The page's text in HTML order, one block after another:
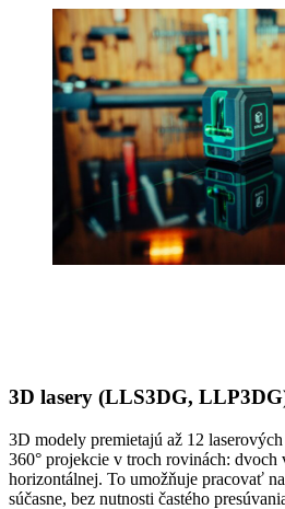
3D lasery (LLS3DG,
3D modely premietajú až 12
360° projekcie v troch rovinách: dvoch
horizontálnej. To umožňuje pracovať
súčasne, bez nutnosti častého